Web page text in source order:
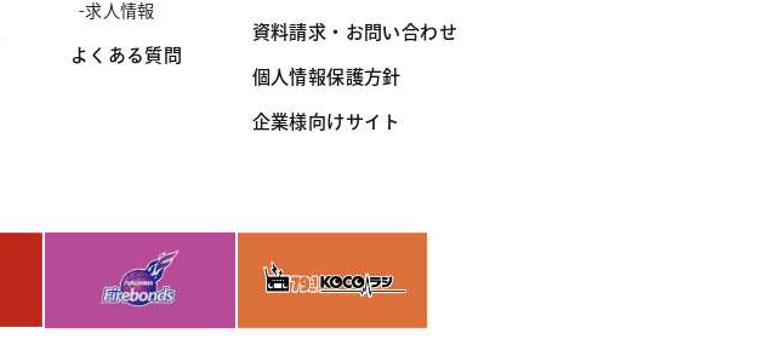
求人情報
よくある質問
資料請求・お問い合わせ
個人情報保護方針
企業様向けサイト